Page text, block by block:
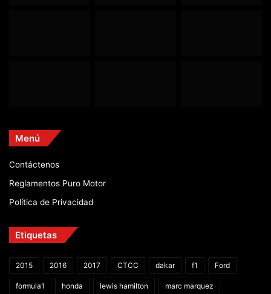
Menú
Contáctenos
Reglamentos Puro Motor
Política de Privacidad
Etiquetas
2015 2016 2017 CTCC dakar f1 Ford
formula1 honda lewis hamilton marc marquez